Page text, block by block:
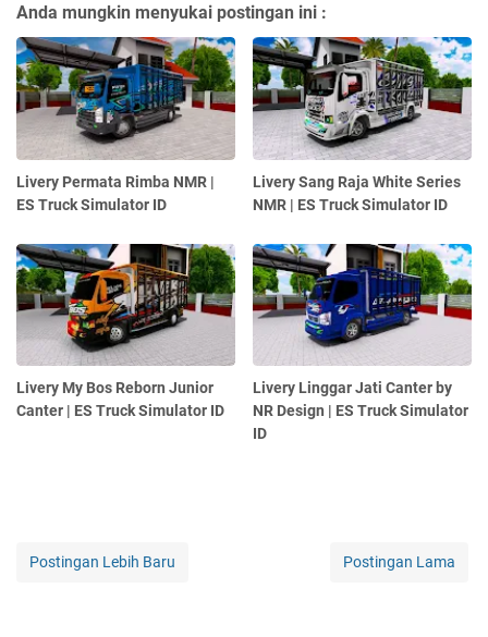
Anda mungkin menyukai postingan ini :
Livery Permata Rimba NMR |
ES Truck Simulator ID
Livery Sang Raja White Series
NMR | ES Truck Simulator ID
Livery My Bos Reborn Junior
Canter | ES Truck Simulator ID
Livery Linggar Jati Canter by
NR Design | ES Truck Simulator
ID
Postingan Lebih Baru Postingan Lama